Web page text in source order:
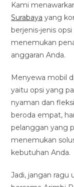
Kami
Surabaya yang
berjenis-jenis
menemukan
anggaran Anda.
Menyewa mobil
yaitu opsi yang
nyaman dan
beroda empat,
pelanggan yang
menemukan
kebutuhan Anda.
Jadi, jangan ragu